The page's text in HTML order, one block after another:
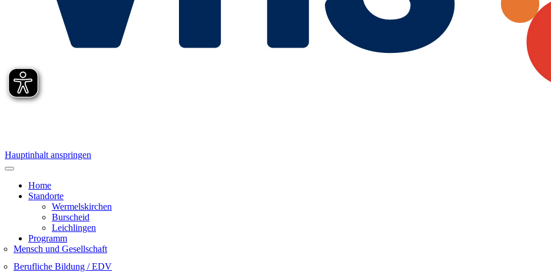
Hauptinhalt anspringen
Home
Standorte
Wermelskirchen
Burscheid
Leichlingen
Programm
Mensch und Gesellschaft
Berufliche Bildung / EDV